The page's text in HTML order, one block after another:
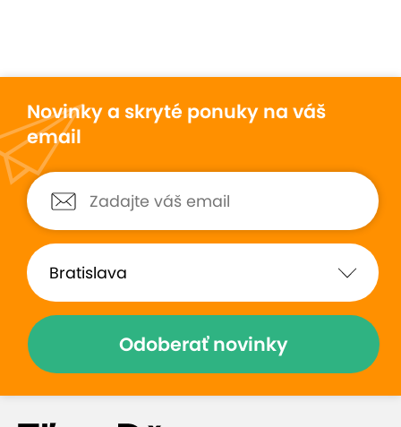
Novinky a skryté ponuky na váš
email
Odoberať novinky